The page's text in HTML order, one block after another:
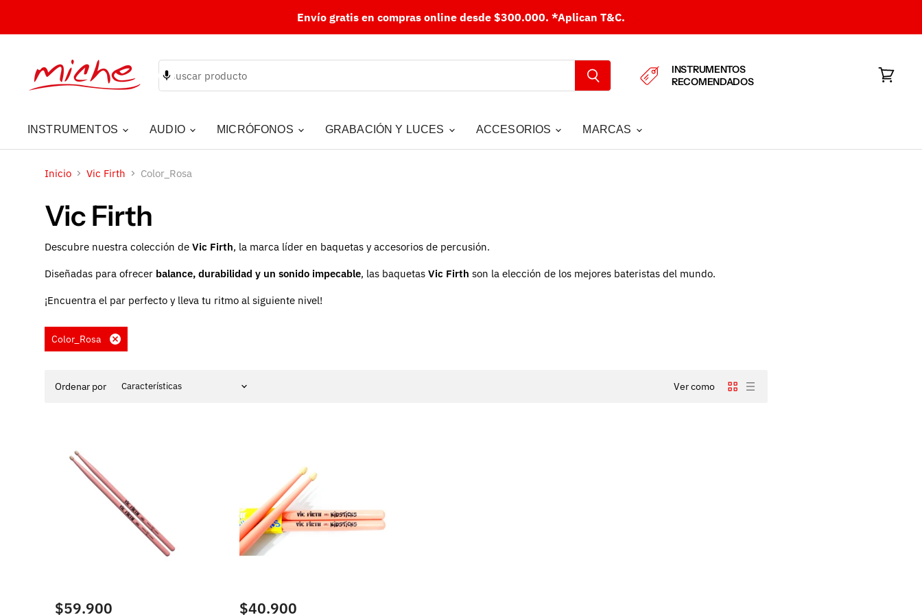
Envío gratis en compras online desde $300.000. *Aplican T&C.
INSTRUMENTOS
RECOMENDADOS
INSTRUMENTOS AUDIO MICRÓFONOS GRABACIÓN Y LUCES ACCESORIOS MARCAS
Inicio Vic Firth Color_Rosa
Vic Firth
Descubre nuestra colección de Vic Firth, la marca líder en baquetas y accesorios de percusión.
Diseñadas para ofrecer balance, durabilidad y un sonido impecable, las baquetas Vic Firth son la elección de los mejores bateristas del mundo.
¡Encuentra el par perfecto y lleva tu ritmo al siguiente nivel!
Color_Rosa
Eliminar
Ordenar por Ver como
$59.900 $40.900